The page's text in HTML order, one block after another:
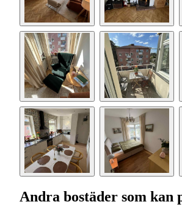
Andra bostäder som kan